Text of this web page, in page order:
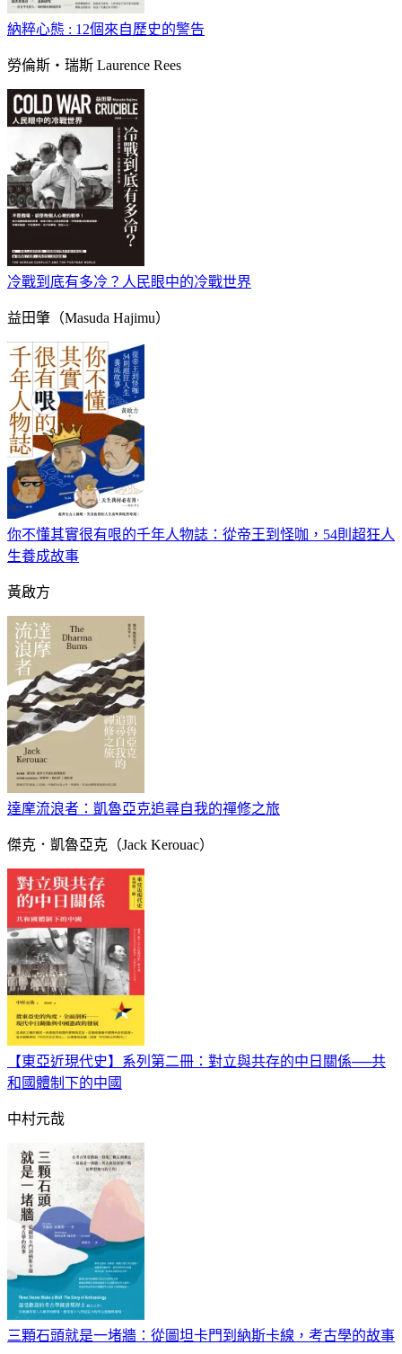
納粹心態 : 12個來自歷史的警告
勞倫斯‧瑞斯 Laurence Rees
冷戰到底有多冷？人民眼中的冷戰世界
益田肇（Masuda Hajimu）
你不懂其實很有哏的千年人物誌：從帝王到怪咖，54則超狂人
生養成故事
黃啟方
達摩流浪者：凱魯亞克追尋自我的禪修之旅
傑克．凱魯亞克（Jack Kerouac）
【東亞近現代史】系列第二冊：對立與共存的中日關係──共
和國體制下的中國
中村元哉
三顆石頭就是一堵牆：從圖坦卡門到納斯卡線，考古學的故事